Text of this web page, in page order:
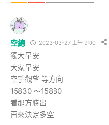
空總 2023-03-27 上午 9:00
獨大早安
大家早安
空手觀望 等方向
15830 ～15880
看那方勝出
再來決定多空